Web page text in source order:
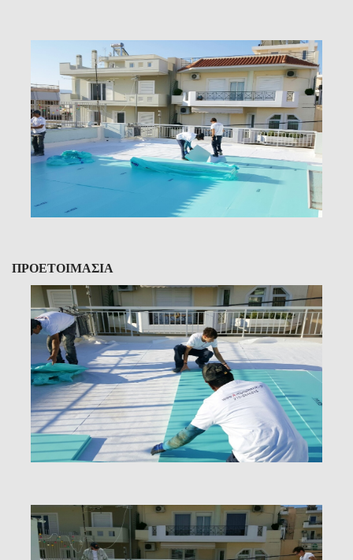
ΠΡΟΕΤΟΙΜΑΣΙΑ